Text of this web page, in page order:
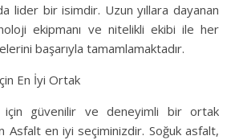
lider bir isimdir. Uzun yıllara dayanan
ekipmanı ve nitelikli ekibi ile her
başarıyla tamamlamaktadır.
En İyi Ortak
için güvenilir ve deneyimli bir ortak
Asfalt en iyi seçiminizdir. Soğuk asfalt,